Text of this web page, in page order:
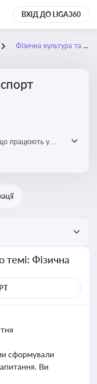
ВХІД ДО LIGA360
Фізична культура та спорт
що працюють у
і аматорський
темі: Фізична
сформували
Ви